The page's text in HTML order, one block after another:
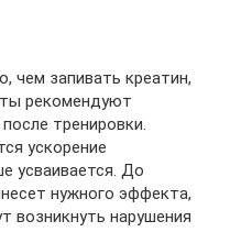
чем запивать креатин,
рекомендуют
тренировки.
ускорение
усваивается. До
нужного эффекта,
возникнуть нарушения